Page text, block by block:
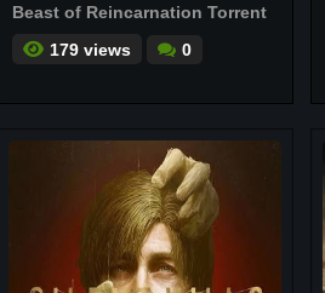
Beast of Reincarnation Torrent
179 views
0